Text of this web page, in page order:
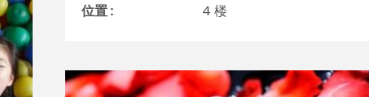
位置 :
4 楼